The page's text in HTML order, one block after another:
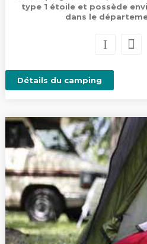
type 1 étoile et possède
dans le
Détails du camping